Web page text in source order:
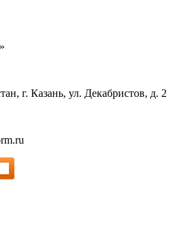
г. Казань, ул. Декабристов, д. 2